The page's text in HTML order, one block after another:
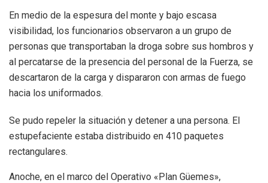
En medio de la espesura del monte y bajo escasa
visibilidad, los funcionarios observaron a un grupo de
personas que transportaban la droga sobre sus hombros y
al percatarse de la presencia del personal de la Fuerza, se
descartaron de la carga y dispararon con armas de fuego
hacia los uniformados.
Se pudo repeler la situación y detener a una persona. El
estupefaciente estaba distribuido en 410 paquetes
rectangulares.
Anoche, en el marco del Operativo «Plan Güemes»,